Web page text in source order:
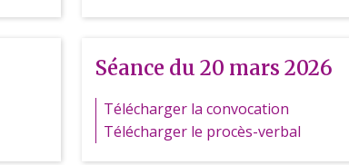
Séance du 20 mars 2026
Télécharger la convocation
Télécharger le procès-verbal